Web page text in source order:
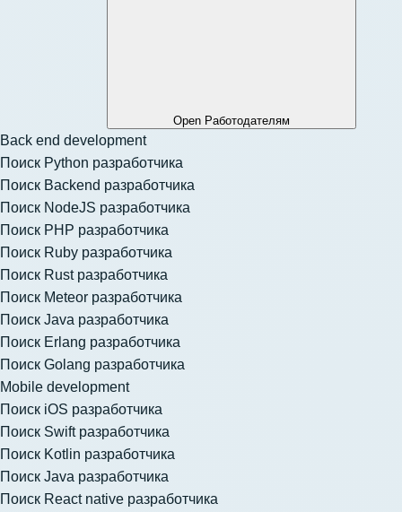
Open Работодателям
Back end development
Поиск Python разработчика
Поиск Backend разработчика
Поиск NodeJS разработчика
Поиск PHP разработчика
Поиск Ruby разработчика
Поиск Rust разработчика
Поиск Meteor разработчика
Поиск Java разработчика
Поиск Erlang разработчика
Поиск Golang разработчика
Mobile development
Поиск iOS разработчика
Поиск Swift разработчика
Поиск Kotlin разработчика
Поиск Java разработчика
Поиск React native разработчика